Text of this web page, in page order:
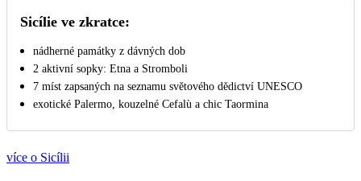
Sicílie ve zkratce:
nádherné památky z dávných dob
2 aktivní sopky: Etna a Stromboli
7 míst zapsaných na seznamu světového dědictví UNESCO
exotické Palermo, kouzelné Cefalù a chic Taormina
více o Sicílii